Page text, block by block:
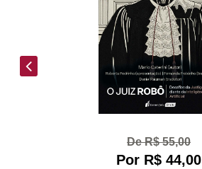
De R$ 55,00
Por R$ 44,00